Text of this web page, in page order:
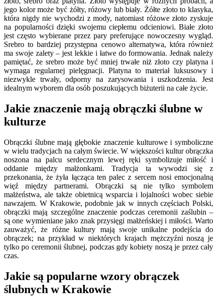
jego kolor może być żółty, różowy lub biały. Żółte złoto to klasyka,
która nigdy nie wychodzi z mody, natomiast różowe złoto zyskuje
na popularności dzięki swojemu ciepłemu odcieniowi. Białe złoto
jest często wybierane przez pary preferujące nowoczesny wygląd.
Srebro to bardziej przystępna cenowo alternatywa, która również
ma swoje zalety – jest lekkie i łatwe do formowania. Jednak należy
pamiętać, że srebro może być mniej trwałe niż złoto czy platyna i
wymaga regularnej pielęgnacji. Platyna to materiał luksusowy i
niezwykle trwały, odporny na zarysowania i uszkodzenia. Jest
idealnym wyborem dla osób poszukujących biżuterii na całe życie.
Jakie znaczenie mają obrączki ślubne w
kulturze
Obrączki ślubne mają głębokie znaczenie kulturowe i symboliczne
w wielu tradycjach na całym świecie. W większości kultur obrączka
noszona na palcu serdecznym lewej ręki symbolizuje miłość i
oddanie między małżonkami. Tradycja ta wywodzi się z
przekonania, że żyła łącząca ten palec z sercem nosi emocjonalną
więź między partnerami. Obrączki są nie tylko symbolem
małżeństwa, ale także obietnicą wsparcia i lojalności wobec siebie
nawzajem. W Krakowie, podobnie jak w innych częściach Polski,
obrączki mają szczególne znaczenie podczas ceremonii zaślubin –
są one wymieniane jako znak przysięgi małżeńskiej i miłości. Warto
zauważyć, że różne kultury mają swoje unikalne podejścia do
obrączek; na przykład w niektórych krajach mężczyźni noszą je
tylko po ceremonii ślubnej, podczas gdy kobiety noszą je przez cały
czas.
Jakie są popularne wzory obrączek
ślubnych w Krakowie